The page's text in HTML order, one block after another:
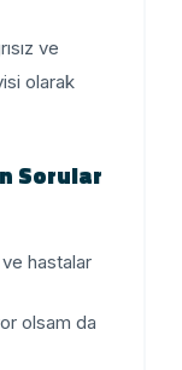
ve
olarak
Sorular
ve hastalar
olsam da